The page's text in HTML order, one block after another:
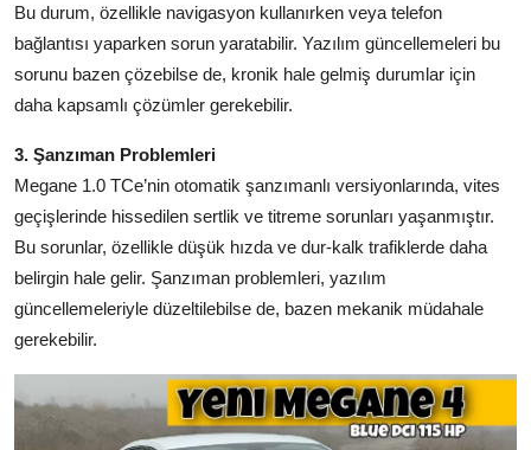
Bu durum, özellikle navigasyon kullanırken veya telefon
bağlantısı yaparken sorun yaratabilir. Yazılım güncellemeleri bu
sorunu bazen çözebilse de, kronik hale gelmiş durumlar için
daha kapsamlı çözümler gerekebilir.
3. Şanzıman Problemleri
Megane 1.0 TCe’nin otomatik şanzımanlı versiyonlarında, vites
geçişlerinde hissedilen sertlik ve titreme sorunları yaşanmıştır.
Bu sorunlar, özellikle düşük hızda ve dur-kalk trafiklerde daha
belirgin hale gelir. Şanzıman problemleri, yazılım
güncellemeleriyle düzeltilebilse de, bazen mekanik müdahale
gerekebilir.